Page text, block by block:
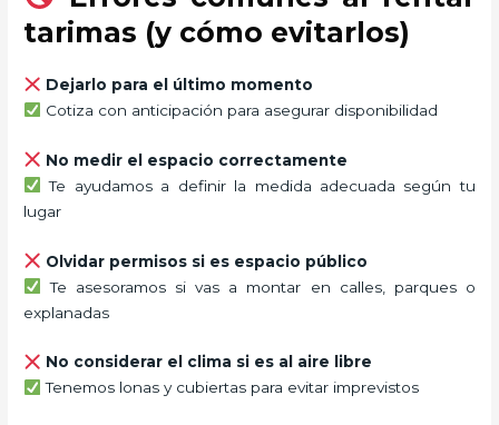
tarimas (y cómo evitarlos)
Dejarlo para el último momento
Cotiza con anticipación para asegurar disponibilidad
No medir el espacio correctamente
Te ayudamos a definir la medida adecuada según tu
lugar
Olvidar permisos si es espacio público
Te asesoramos si vas a montar en calles, parques o
explanadas
No considerar el clima si es al aire libre
Tenemos lonas y cubiertas para evitar imprevistos